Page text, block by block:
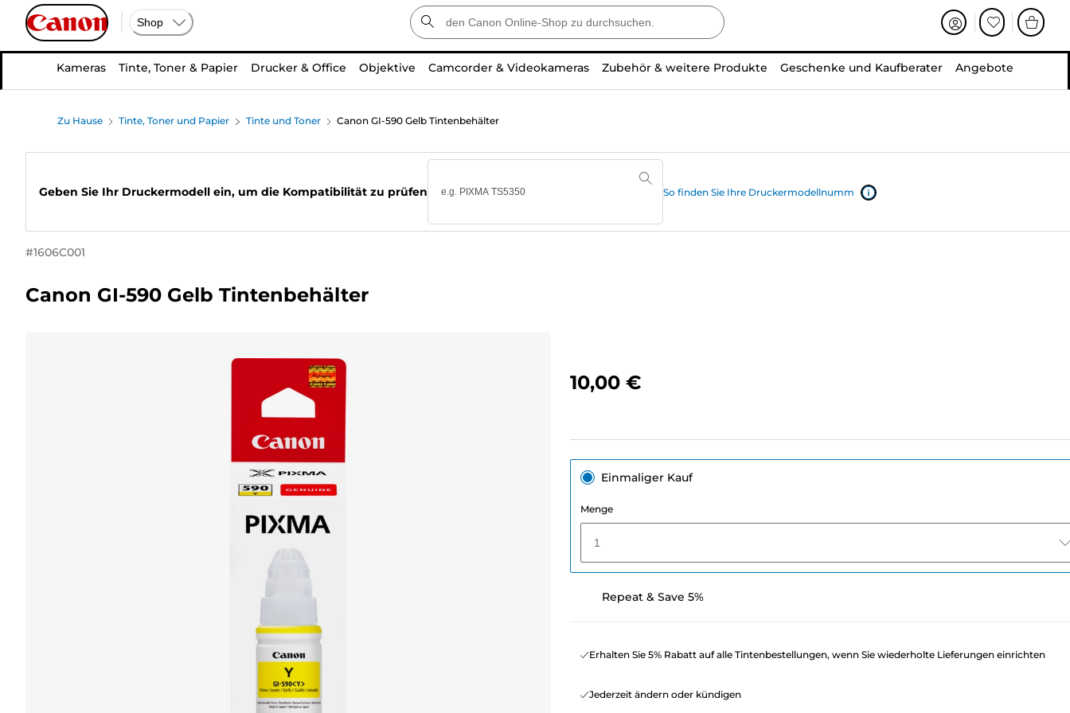
Shop
Kameras Tinte, Toner & Papier Drucker & Office Objektive Camcorder & Videokameras Zubehör & weitere Produkte Geschenke und Kaufberater Angebote
Zu Hause Tinte, Toner und Papier Tinte und Toner Canon GI-590 Gelb Tintenbehälter
Geben Sie Ihr Druckermodell ein, um die Kompatibilität zu prüfen So finden Sie Ihre Druckermodellnumm
#1606C001
Canon GI-590 Gelb Tintenbehälter
10,00 €
Einmaliger Kauf
Menge
1
Repeat & Save 5%
Erhalten Sie 5% Rabatt auf alle Tintenbestellungen, wenn Sie wiederholte Lieferungen einrichten
Jederzeit ändern oder kündigen